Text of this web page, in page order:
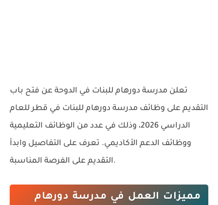
تعلن مدرسة دورهام للبنات في الدوحة عن فتح باب
التقديم على وظائف مدرسة دورهام للبنات في قطر للعام
الدراسي 2026، وذلك في عدد من الوظائف التعليمية
ووظائف الدعم الأكاديمي. تعرف على التفاصيل وابدأ
التقديم على الفرصة المناسبة.
مميزات العمل في مدرسة دورهام